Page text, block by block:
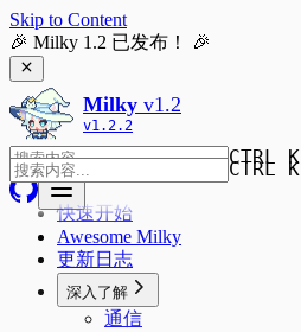
Skip to Content
🎉 Milky 1.2 已发布！ 🎉
Milky v1.2
v1.2.2
CTRL K
CTRL K
快速开始
Awesome Milky
更新日志
深入了解
通信